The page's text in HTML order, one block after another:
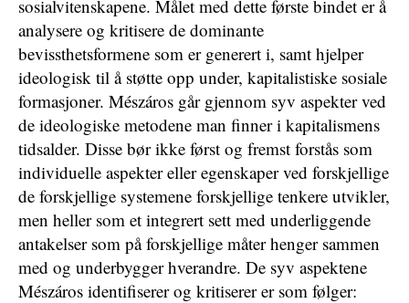
sosialvitenskapene. Målet med dette første bindet er å
analysere og kritisere de dominante
bevissthetsformene som er generert i, samt hjelper
ideologisk til å støtte opp under, kapitalistiske sosiale
formasjoner. Mészáros går gjennom syv aspekter ved
de ideologiske metodene man finner i kapitalismens
tidsalder. Disse bør ikke først og fremst forstås som
individuelle aspekter eller egenskaper ved forskjellige
de forskjellige systemene forskjellige tenkere utvikler,
men heller som et integrert sett med underliggende
antakelser som på forskjellige måter henger sammen
med og underbygger hverandre. De syv aspektene
Mészáros identifiserer og kritiserer er som følger: